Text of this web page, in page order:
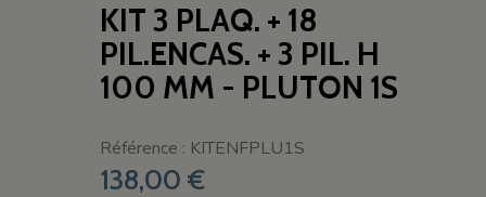
KIT 3 PLAQ. + 18
PIL.ENCAS. + 3 PIL. H
100 MM - PLUTON 1S
Référence : KITENFPLU1S
138,00 €